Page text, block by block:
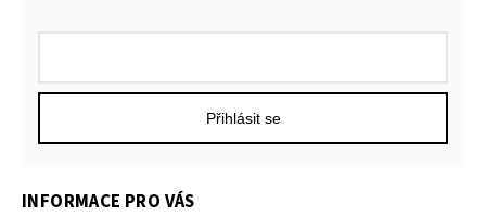
INFORMACE PRO VÁS
Přihlásit se